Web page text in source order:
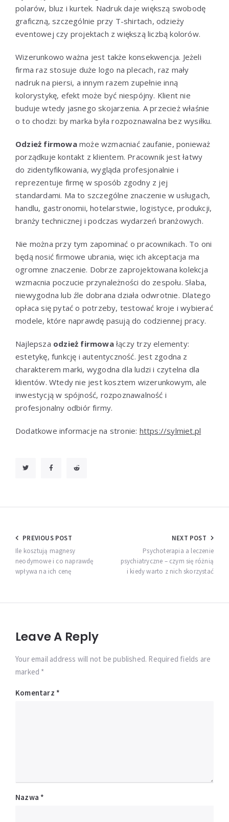
polarów, bluz i kurtek. Nadruk daje większą swobodę
graficzną, szczególnie przy T-shirtach, odzieży
eventowej czy projektach z większą liczbą kolorów.
Wizerunkowo ważna jest także konsekwencja. Jeżeli
firma raz stosuje duże logo na plecach, raz mały
nadruk na piersi, a innym razem zupełnie inną
kolorystykę, efekt może być niespójny. Klient nie
buduje wtedy jasnego skojarzenia. A przecież właśnie
o to chodzi: by marka była rozpoznawalna bez wysiłku.
Odzież firmowamoże wzmacniać zaufanie, ponieważ
porządkuje kontakt z klientem. Pracownik jest łatwy
do zidentyfikowania, wygląda profesjonalnie i
reprezentuje firmę w sposób zgodny z jej
standardami. Ma to szczególne znaczenie w usługach,
handlu, gastronomii, hotelarstwie, logistyce, produkcji,
branży technicznej i podczas wydarzeń branżowych.
Nie można przy tym zapominać o pracownikach. To oni
będą nosić firmowe ubrania, więc ich akceptacja ma
ogromne znaczenie. Dobrze zaprojektowana kolekcja
wzmacnia poczucie przynależności do zespołu. Słaba,
niewygodna lub źle dobrana działa odwrotnie. Dlatego
opłaca się pytać o potrzeby, testować kroje i wybierać
modele, które naprawdę pasują do codziennej pracy.
Najlepsza odzież firmowałączy trzy elementy:
estetykę, funkcję i autentyczność. Jest zgodna z
charakterem marki, wygodna dla ludzi i czytelna dla
klientów. Wtedy nie jest kosztem wizerunkowym, ale
inwestycją w spójność, rozpoznawalność i
profesjonalny odbiór firmy.
Dodatkowe informacje na stronie: https://sylmiet.pl
Nawigacja
wpisu
PREVIOUS POST
Ile kosztują magnesy
neodymowe i co naprawdę
wpływa na ich cenę
NEXT POST
Psychoterapia a leczenie
psychiatryczne – czym się różnią
i kiedy warto z nich skorzystać
Leave A Reply
Your email address will not be published. Required fields are
marked *
Komentarz *
Nazwa *